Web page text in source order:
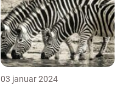
03 januar 2024